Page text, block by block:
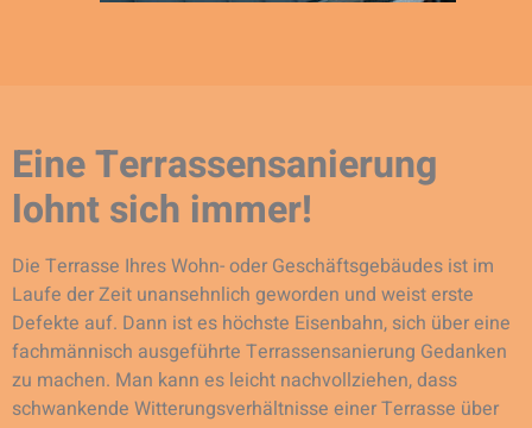
Eine Terrassensanierung
lohnt sich immer!
Die Terrasse Ihres Wohn- oder Geschäftsgebäudes ist im
Laufe der Zeit unansehnlich geworden und weist erste
Defekte auf. Dann ist es höchste Eisenbahn, sich über eine
fachmännisch ausgeführte Terrassensanierung Gedanken
zu machen. Man kann es leicht nachvollziehen, dass
schwankende Witterungsverhältnisse einer Terrasse über